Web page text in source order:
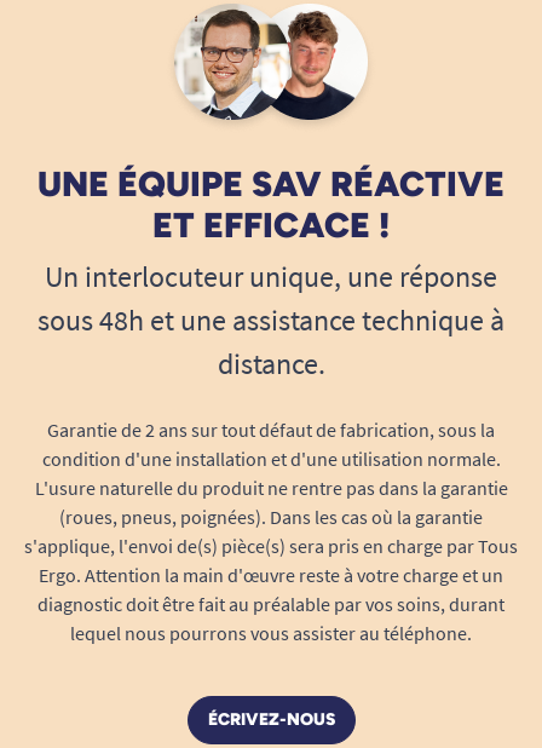
UNE ÉQUIPE SAV RÉACTIVE
ET EFFICACE !
Un interlocuteur unique, une réponse
sous 48h et une assistance technique à
distance.
Garantie de 2 ans sur tout défaut de fabrication, sous la
condition d'une installation et d'une utilisation normale.
L'usure naturelle du produit ne rentre pas dans la garantie
(roues, pneus, poignées). Dans les cas où la garantie
s'applique, l'envoi de(s) pièce(s) sera pris en charge par Tous
Ergo. Attention la main d'œuvre reste à votre charge et un
diagnostic doit être fait au préalable par vos soins, durant
lequel nous pourrons vous assister au téléphone.
ÉCRIVEZ-NOUS